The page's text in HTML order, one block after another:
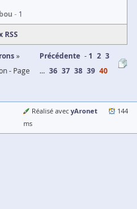
1
RSS
- Page
Précédente 1 2 3
... 36 37 38 39 40
Réalisé avec yAronet
144
ms